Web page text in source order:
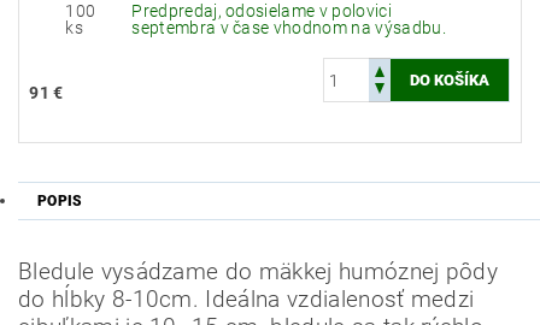
100
ks
Predpredaj, odosielame v polovici
septembra v čase vhodnom na výsadbu.
91 €
POPIS
Bledule vysádzame do mäkkej humóznej pôdy
do hĺbky 8-10cm. Ideálna vzdialenosť medzi